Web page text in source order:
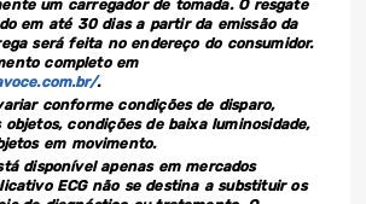
um carregador de tomada. O resgate
em até 30 dias a partir da emissão da
será feita no endereço do consumidor.
completo em
.
conforme condições de disparo,
condições de baixa luminosidade,
em movimento.
disponível apenas em mercados
ECG não se destina a substituir os